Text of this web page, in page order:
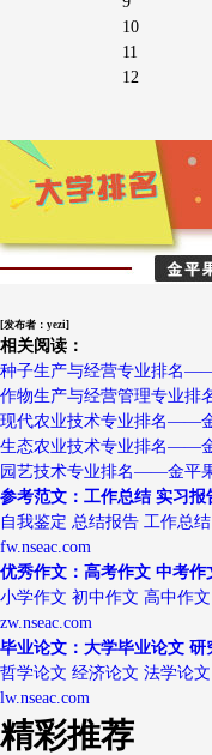
10
11
12
[发布者：yezi]
相关阅读：
种子生产与经营专业排名
作物生产与经营管理专业
现代农业技术专业排名——
生态农业技术专业排名——
园艺技术专业排名——金平
参考范文：工作总结 实习报
自我鉴定 总结报告 工作总
fw.nseac.com
优秀作文：高考作文 中考作
小学作文 初中作文 高中作
zw.nseac.com
毕业论文：大学毕业论文 研
哲学论文 经济论文 法学论
lw.nseac.com
精彩推荐